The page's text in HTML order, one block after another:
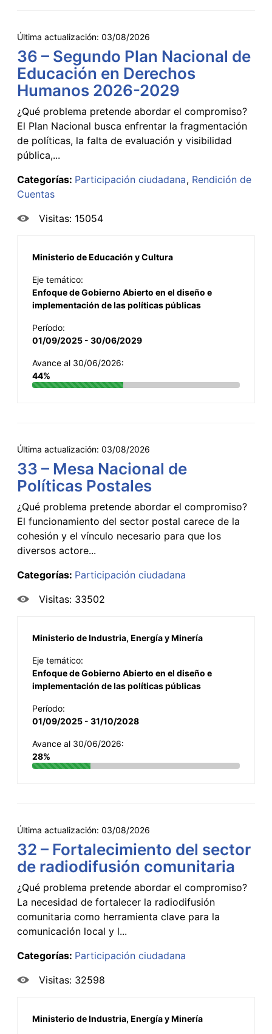
Última actualización: 03/08/2026
36 – Segundo Plan Nacional de
Educación en Derechos
Humanos 2026-2029
¿Qué problema pretende abordar el compromiso?
El Plan Nacional busca enfrentar la fragmentación
de políticas, la falta de evaluación y visibilidad
pública,...
Categorías: Participación ciudadana Rendición de
Cuentas
Visitas: 15054
Ministerio de Educación y Cultura
Eje temático:
Enfoque de Gobierno Abierto en el diseño e
implementación de las políticas públicas
Período:
01/09/2025 - 30/06/2029
Avance al 30/06/2026:
44%
Última actualización: 03/08/2026
33 – Mesa Nacional de
Políticas Postales
¿Qué problema pretende abordar el compromiso?
El funcionamiento del sector postal carece de la
cohesión y el vínculo necesario para que los
diversos actore...
Categorías: Participación ciudadana
Visitas: 33502
Ministerio de Industria, Energía y Minería
Eje temático:
Enfoque de Gobierno Abierto en el diseño e
implementación de las políticas públicas
Período:
01/09/2025 - 31/10/2028
Avance al 30/06/2026:
28%
Última actualización: 03/08/2026
32 – Fortalecimiento del sector
de radiodifusión comunitaria
¿Qué problema pretende abordar el compromiso?
La necesidad de fortalecer la radiodifusión
comunitaria como herramienta clave para la
comunicación local y l...
Categorías: Participación ciudadana
Visitas: 32598
Ministerio de Industria, Energía y Minería